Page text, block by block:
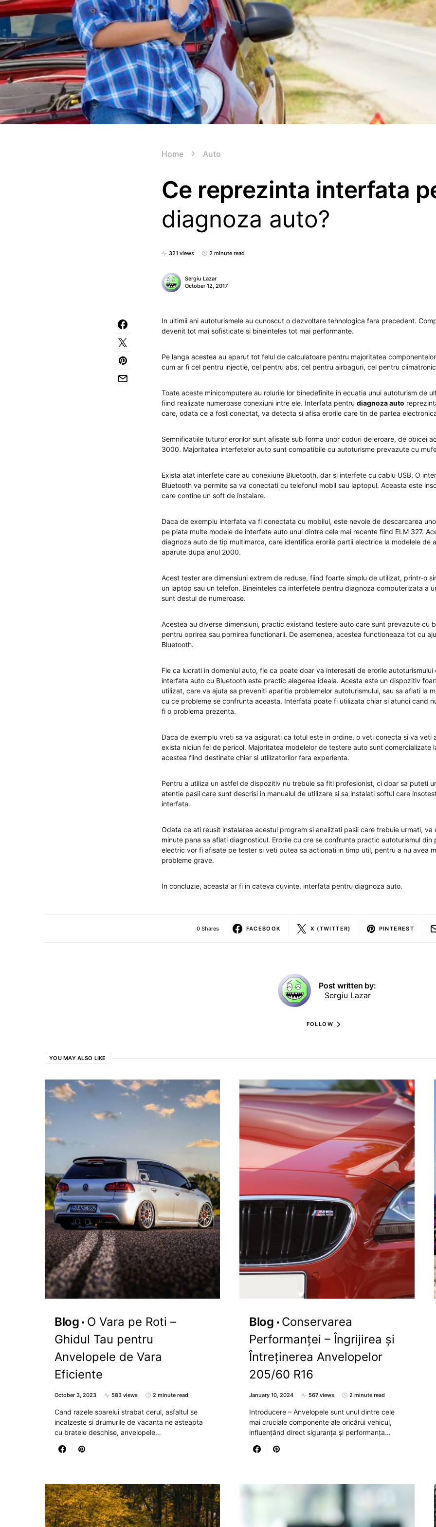
Home Auto
Ce reprezinta interfata
diagnoza auto?
321 views 2 minute read
Sergiu Lazar
October 12, 2017
In ultimii ani autoturismele au cunoscut o dezvoltare tehnologica fara precedent.
devenit tot mai sofisticate si bineinteles tot mai performante.
Pe langa acestea au aparut tot felul de calculatoare pentru majoritatea
cum ar fi cel pentru injectie, cel pentru abs, cel pentru airbaguri, cel pentru
Toate aceste minicomputere au rolurile lor binedefinite in ecuatia unui autoturism de
fiind realizate numeroase conexiuni intre ele. Interfata pentru diagnoza auto
care, odata ce a fost conectat, va detecta si afisa erorile care tin de partea
Semnificatiile tuturor erorilor sunt afisate sub forma unor coduri de eroare, de obicei
3000. Majoritatea interfetelor auto sunt compatibile cu autoturisme prevazute cu
Exista atat interfete care au conexiune Bluetooth, dar si interfete cu cablu USB. O
Bluetooth va permite sa va conectati cu telefonul mobil sau laptopul. Aceasta este
care contine un soft de instalare.
Daca de exemplu interfata va fi conectata cu mobilul, este nevoie de descarcarea
pe piata multe modele de interfete auto unul dintre cele mai recente fiind ELM 327.
diagnoza auto de tip multimarca, care identifica erorile partii electrice la modelele de
aparute dupa anul 2000.
Acest tester are dimensiuni extrem de reduse, fiind foarte simplu de utilizat, printr-o
un laptop sau un telefon. Bineinteles ca interfetele pentru diagnoza computerizata a
sunt destul de numeroase.
Acestea au diverse dimensiuni, practic existand testere auto care sunt prevazute cu
pentru oprirea sau pornirea functionarii. De asemenea, acestea functioneaza tot cu
Bluetooth.
Fie ca lucrati in domeniul auto, fie ca poate doar va interesati de erorile autoturismului
interfata auto cu Bluetooth este practic alegerea ideala. Acesta este un dispozitiv
utilizat, care va ajuta sa preveniti aparitia problemelor autoturismului, sau sa aflati la
cu ce probleme se confrunta aceasta. Interfata poate fi utilizata chiar si atunci cand
fi o problema prezenta.
Daca de exemplu vreti sa va asigurati ca totul este in ordine, o veti conecta si va veti
exista niciun fel de pericol. Majoritatea modelelor de testere auto sunt comercializate
acestea fiind destinate chiar si utilizatorilor fara experienta.
Pentru a utiliza un astfel de dispozitiv nu trebuie sa fiti profesionist, ci doar sa puteti
atentie pasii care sunt descrisi in manualul de utilizare si sa instalati softul care
interfata.
Odata ce ati reusit instalarea acestui program si analizati pasii care trebuie urmati, va
minute pana sa aflati diagnosticul. Erorile cu cre se confrunta practic autoturismul din
electric vor fi afisate pe tester si veti putea sa actionati in timp util, pentru a nu avea
probleme grave.
In concluzie, aceasta ar fi in cateva cuvinte, interfata pentru diagnoza auto.
0 Shares FACEBOOK X (TWITTER) PINTEREST
Post written by:
Sergiu Lazar
FOLLOW
YOU MAY ALSO LIKE
Blog
O Vara pe Roti –
Ghidul Tau pentru
Anvelopele de Vara
Eficiente
October 3, 2023 583 views 2 minute read
Cand razele soarelui strabat cerul, asfaltul se
incalzeste si drumurile de vacanta ne asteapta
cu bratele deschise, anvelopele…
Blog
Conservarea
Performanței – Îngrijirea și
Întreținerea Anvelopelor
205/60 R16
January 10, 2024 567 views 2 minute read
Introducere – Anvelopele sunt unul dintre cele
mai cruciale componente ale oricărui vehicul,
influențând direct siguranța și performanța…